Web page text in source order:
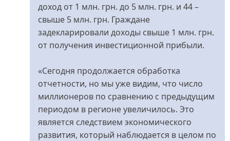
доход от 1 млн. грн. до 5 млн. грн. и 44 –
свыше 5 млн. грн. Граждане
задекларировали доходы свыше 1 млн. грн.
от получения инвестиционной прибыли.
«Сегодня продолжается обработка
отчетности, но мы уже видим, что число
миллионеров по сравнению с предыдущим
периодом в регионе увеличилось. Это
является следствием экономического
развития, который наблюдается в целом по